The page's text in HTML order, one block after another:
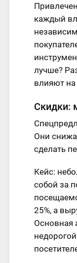
каждый
лучше?
влияют
Скидки:
Они
сделать
Кейс:
собой за
25%, а
Основная